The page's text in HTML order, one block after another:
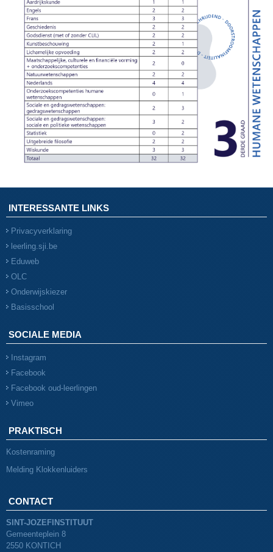
INTERESSANTE LINKS
Privacyverklaring
leerling.sji.be
Eduweb
OLC
Onderwijskiezer
Basisschool
SOCIALE MEDIA
Instagram
Facebook
Facebook oud-leerlingen
Vimeo
PRAKTISCH
Kostenraming
Melding Klokkenluiders
CONTACT
SINT-JOZEFINSTITUUT
Gemeenteplein 8
2550 KONTICH